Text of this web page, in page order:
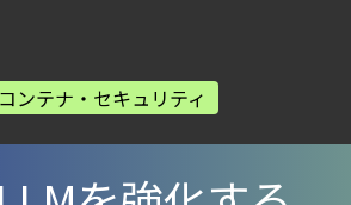
ドネイティブ時代に必要な対策の全体像
ウドの弱点を可視化する新しいセキュリティ
コンテナ・セキュリティ